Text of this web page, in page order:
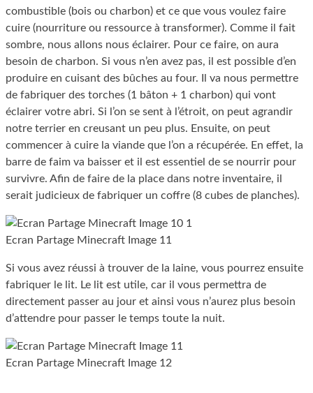
combustible (bois ou charbon) et ce que vous voulez faire
cuire (nourriture ou ressource à transformer). Comme il fait
sombre, nous allons nous éclairer. Pour ce faire, on aura
besoin de charbon. Si vous n’en avez pas, il est possible d’en
produire en cuisant des bûches au four. Il va nous permettre
de fabriquer des torches (1 bâton + 1 charbon) qui vont
éclairer votre abri. Si l’on se sent à l’étroit, on peut agrandir
notre terrier en creusant un peu plus. Ensuite, on peut
commencer à cuire la viande que l’on a récupérée. En effet, la
barre de faim va baisser et il est essentiel de se nourrir pour
survivre. Afin de faire de la place dans notre inventaire, il
serait judicieux de fabriquer un coffre (8 cubes de planches).
Ecran Partage Minecraft Image 11
Si vous avez réussi à trouver de la laine, vous pourrez ensuite
fabriquer le lit. Le lit est utile, car il vous permettra de
directement passer au jour et ainsi vous n’aurez plus besoin
d’attendre pour passer le temps toute la nuit.
Ecran Partage Minecraft Image 12